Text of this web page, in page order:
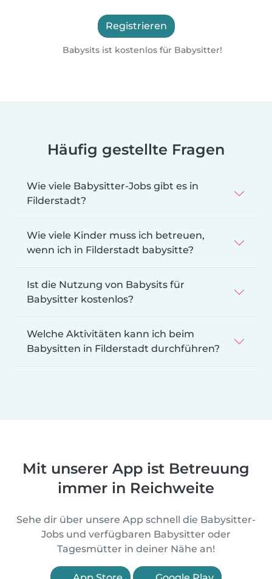
Registrieren
Babysits ist kostenlos für Babysitter!
Häufig gestellte Fragen
Wie viele Babysitter-Jobs gibt es in
Filderstadt?
Wie viele Kinder muss ich betreuen,
wenn ich in Filderstadt babysitte?
Ist die Nutzung von Babysits für
Babysitter kostenlos?
Welche Aktivitäten kann ich beim
Babysitten in Filderstadt durchführen?
Mit unserer App ist Betreuung
immer in Reichweite
Sehe dir über unsere App schnell die Babysitter-
Jobs und verfügbaren Babysitter oder
Tagesmütter in deiner Nähe an!